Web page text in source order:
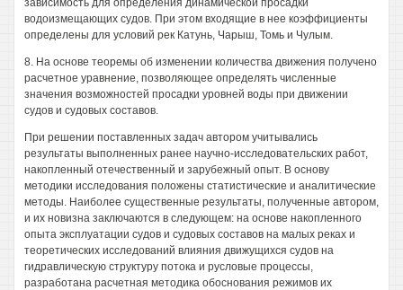
зависимость для определения динамической просадки
водоизмещающих судов. При этом входящие в нее коэффициенты
определены для условий рек Катунь, Чарыш, Томь и Чулым.
8. На основе теоремы об изменении количества движения получено
расчетное уравнение, позволяющее определять численные
значения возможностей просадки уровней воды при движении
судов и судовых составов.
При решении поставленных задач автором учитывались
результаты выполненных ранее научно-исследовательских работ,
накопленный отечественный и зарубежный опыт. В основу
методики исследования положены статистические и аналитические
методы. Наиболее существенные результаты, полученные автором,
и их новизна заключаются в следующем: на основе накопленного
опыта эксплуатации судов и судовых составов на малых реках и
теоретических исследований влияния движущихся судов на
гидравлическую структуру потока и русловые процессы,
разработана расчетная методика обоснования режимов их